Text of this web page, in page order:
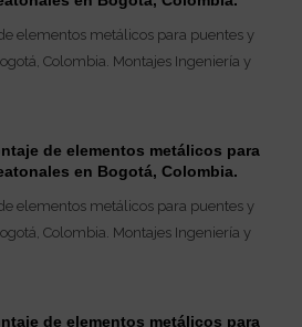
de elementos metálicos para
en Bogotá, Colombia.
de elementos metálicos para